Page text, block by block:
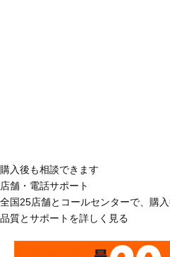
購入後も相談できます
店舗・電話サポート
全国25店舗とコールセンターで、購
品質とサポートを詳しく見る